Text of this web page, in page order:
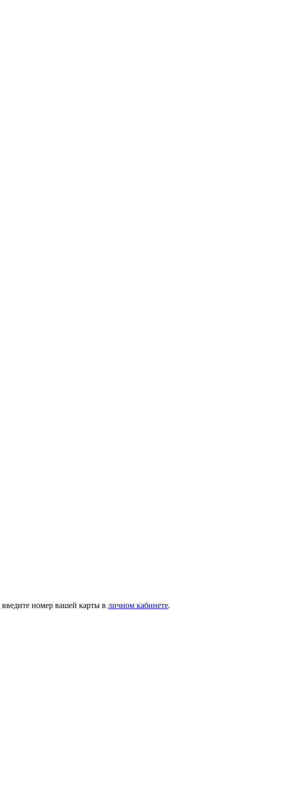
номер вашей карты в личном кабинете.